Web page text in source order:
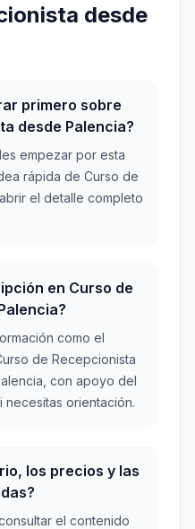
desde
primero sobre
desde Palencia?
empezar por esta
rápida de Curso de
el detalle completo
en Curso de
como el
de Recepcionista
con apoyo del
orientación.
los precios y las
el contenido